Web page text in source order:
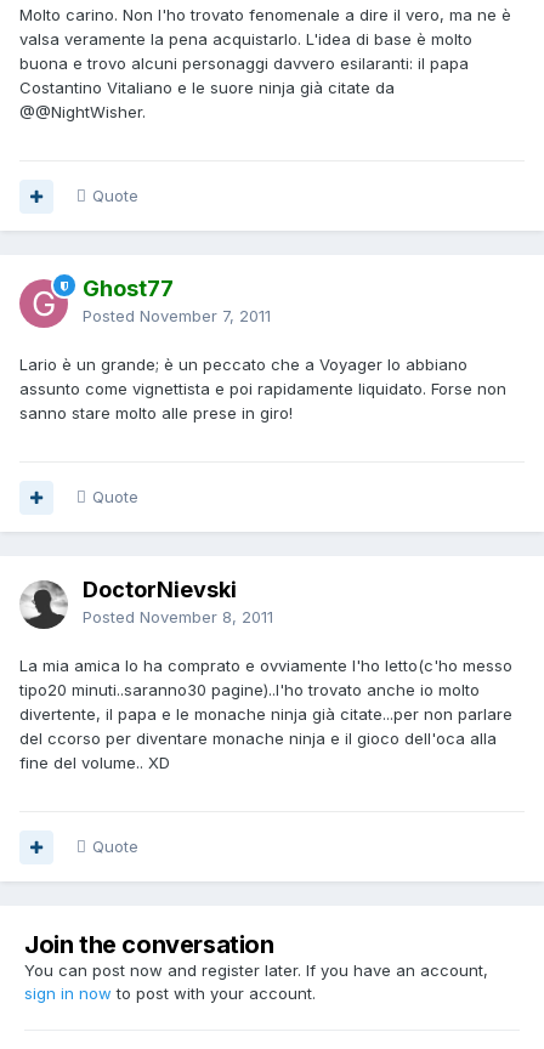
Molto carino. Non l'ho trovato fenomenale a dire il vero, ma ne è
valsa veramente la pena acquistarlo. L'idea di base è molto
buona e trovo alcuni personaggi davvero esilaranti: il papa
Costantino Vitaliano e le suore ninja già citate da
@@NightWisher.
Quote
Ghost77
Posted November 7, 2011
Lario è un grande; è un peccato che a Voyager lo abbiano
assunto come vignettista e poi rapidamente liquidato. Forse non
sanno stare molto alle prese in giro!
Quote
DoctorNievski
Posted November 8, 2011
La mia amica lo ha comprato e ovviamente l'ho letto(c'ho messo
tipo20 minuti..saranno30 pagine)..l'ho trovato anche io molto
divertente, il papa e le monache ninja già citate...per non parlare
del ccorso per diventare monache ninja e il gioco dell'oca alla
fine del volume.. XD
Quote
Join the conversation
You can post now and register later. If you have an account,
sign in now to post with your account.